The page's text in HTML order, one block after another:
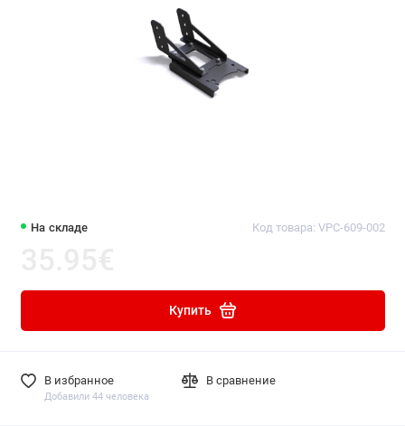
На складе Код товара: VPC-609-002
Купить
В избранное
Добавили 44 человека
В сравнение